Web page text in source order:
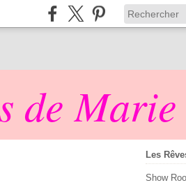
de Marie
Les
Show